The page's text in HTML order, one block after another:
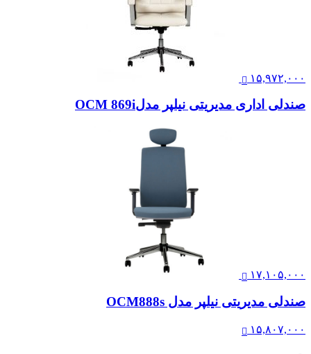
۱۵,۹۷۲,۰۰۰
صندلی اداری مدیریتی نیلپر مدلOCM 869i
۱۷,۱۰۵,۰۰۰
صندلی مدیریتی نیلپر مدل OCM888s
۱۵,۸۰۷,۰۰۰